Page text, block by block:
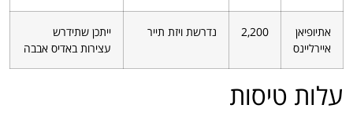
אתיופיאן
איירליינס
2,200 נדרשת ויזת תייר
ייתכן שתידרש
עצירות באדיס אבבה
עלות טיסות